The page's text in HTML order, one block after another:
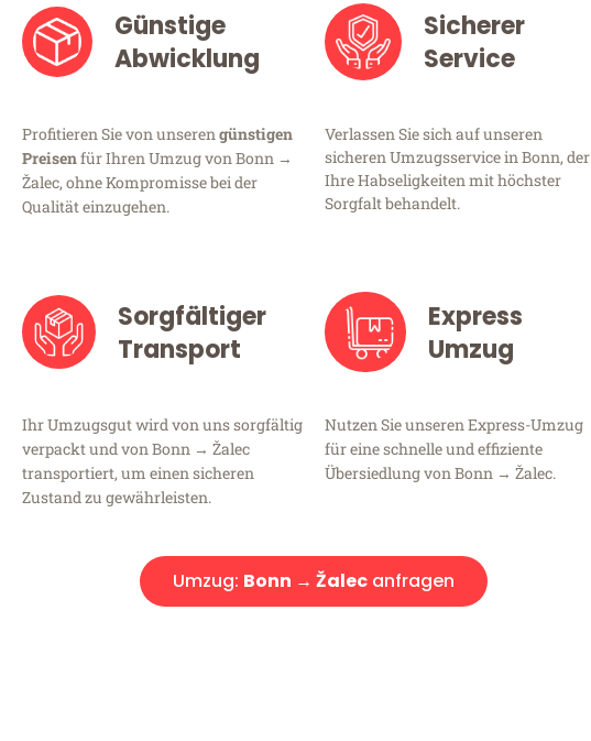
Günstige
Abwicklung
Profitieren Sie von unserengünstigen
Preisenfür Ihren Umzug von Bonn →
Žalec, ohne Kompromisse bei der
Qualität einzugehen.
Sicherer
Service
Verlassen Sie sich auf unseren
sicheren Umzugsservice in Bonn, der
Ihre Habseligkeiten mit höchster
Sorgfalt behandelt.
Sorgfältiger
Transport
Ihr Umzugsgut wird von uns sorgfältig
verpackt und von Bonn → Žalec
transportiert, um einen sicheren
Zustand zu gewährleisten.
Express
Umzug
Nutzen Sie unseren Express-Umzug
für eine schnelle und effiziente
Übersiedlung von Bonn → Žalec.
Umzug: Bonn → Žalec anfragen